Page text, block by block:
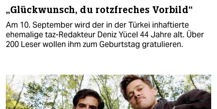
„Glückwunsch, du rotzfreches Vorbild“
Am 10. September wird der in der Türkei inhaftierte
ehemalige taz-Redakteur Deniz Yücel 44 Jahre alt. Über
200 Leser wollen ihm zum Geburtstag gratulieren.